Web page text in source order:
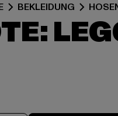
BEKLEIDUNG